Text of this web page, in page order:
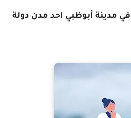
مدينة أبوظبي احد مدن دولة